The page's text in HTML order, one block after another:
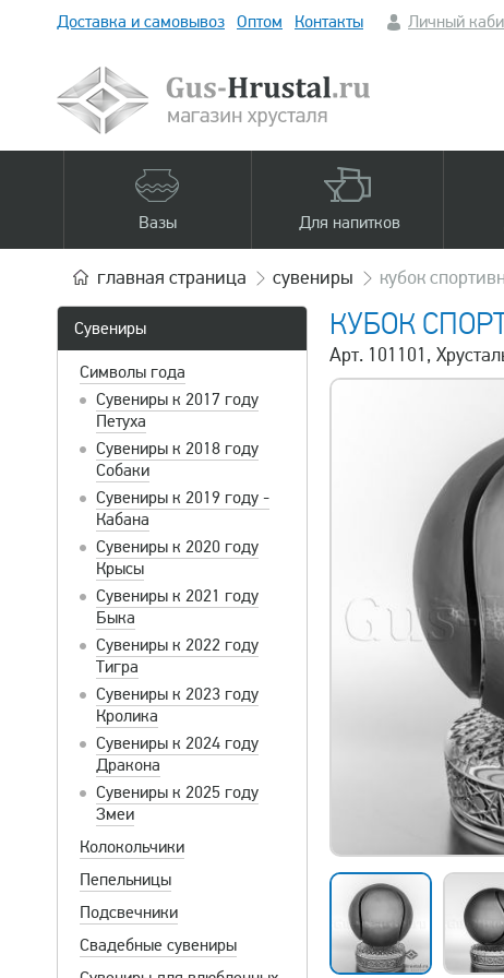
Доставка и самовывоз Оптом Контакты Личный
Вазы Для напитков
главная страница сувениры кубок
Сувениры
Символы года
Сувениры к 2017 году
Петуха
Сувениры к 2018 году
Собаки
Сувениры к 2019 году -
Кабана
Сувениры к 2020 году
Крысы
Сувениры к 2021 году
Быка
Сувениры к 2022 году
Тигра
Сувениры к 2023 году
Кролика
Сувениры к 2024 году
Дракона
Сувениры к 2025 году
Змеи
Колокольчики
Пепельницы
Подсвечники
Свадебные сувениры
КУБОК
Арт. 101101,